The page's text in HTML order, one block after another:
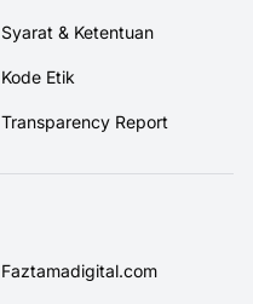
Syarat & Ketentuan
Kode Etik
Transparency Report
Faztamadigital.com